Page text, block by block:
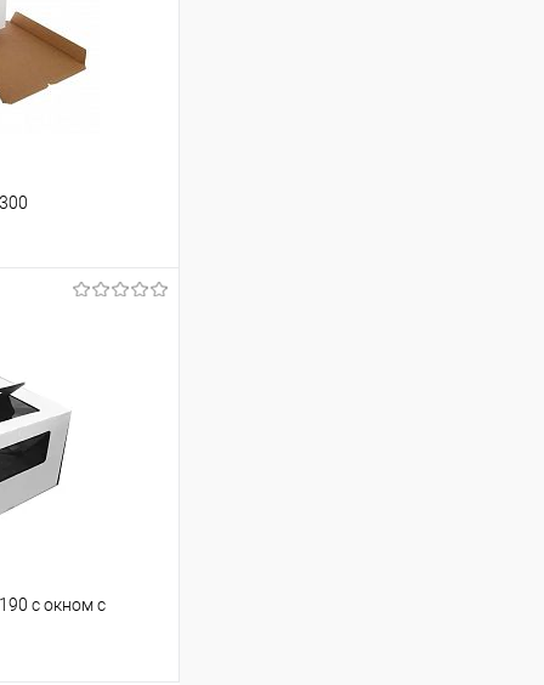
Сравнение
В наличии
с окном с